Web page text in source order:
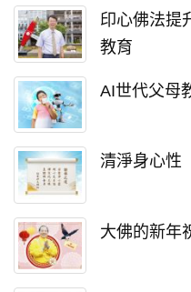
印心佛法提
教育
AI世代父母
清淨身心
大佛的新年